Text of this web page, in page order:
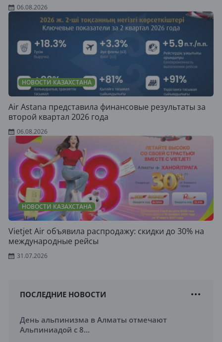
06.08.2026
НОВОСТИ КАЗАХСТАНА
Air Astana представила финансовые результаты за
второй квартал 2026 года
06.08.2026
НОВОСТИ КАЗАХСТАНА
Vietjet Air объявила распродажу: скидки до 30% на
международные рейсы
31.07.2026
ПОСЛЕДНИЕ НОВОСТИ
День альпинизма в Алматы отмечают
Альпиниадой с 8...